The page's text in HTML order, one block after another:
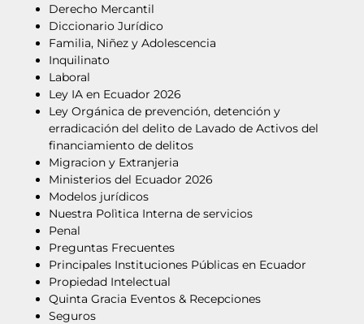
Derecho Mercantil
Diccionario Jurídico
Familia, Niñez y Adolescencia
Inquilinato
Laboral
Ley IA en Ecuador 2026
Ley Orgánica de prevención, detención y
erradicación del delito de Lavado de Activos del
financiamiento de delitos
Migracion y Extranjeria
Ministerios del Ecuador 2026
Modelos jurídicos
Nuestra Polìtica Interna de servicios
Penal
Preguntas Frecuentes
Principales Instituciones Públicas en Ecuador
Propiedad Intelectual
Quinta Gracia Eventos & Recepciones
Seguros